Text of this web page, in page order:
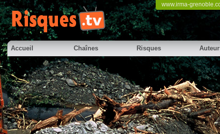
www.irma-
Accueil Chaînes Risques